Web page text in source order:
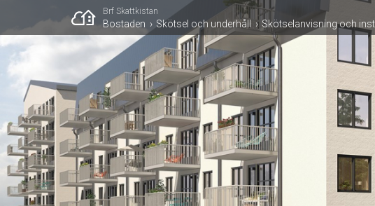
Brf Skattkistan
Bostaden Skötsel och underhåll Skötselanvisning och